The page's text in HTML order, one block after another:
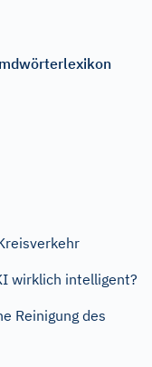
wirklich intelligent?
Reinigung des